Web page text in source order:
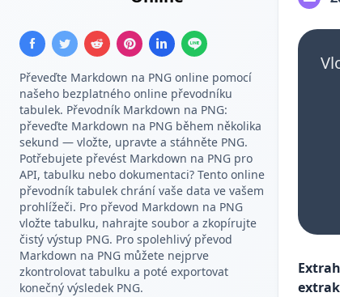
Převeďte Markdown na PNG online pomocí
našeho bezplatného online převodníku
tabulek. Převodník Markdown na PNG:
převeďte Markdown na PNG během několika
sekund — vložte, upravte a stáhněte PNG.
Potřebujete převést Markdown na PNG pro
API, tabulku nebo dokumentaci? Tento online
převodník tabulek chrání vaše data ve vašem
prohlížeči. Pro převod Markdown na PNG
vložte tabulku, nahrajte soubor a zkopírujte
čistý výstup PNG. Pro spolehlivý převod
Markdown na PNG můžete nejprve
zkontrolovat tabulku a poté exportovat
konečný výsledek PNG.